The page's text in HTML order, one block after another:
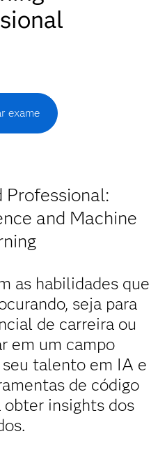
exame
Professional:
and Machine
as habilidades que
seja para
de carreira ou
em um campo
talento em IA e
de código
obter insights dos